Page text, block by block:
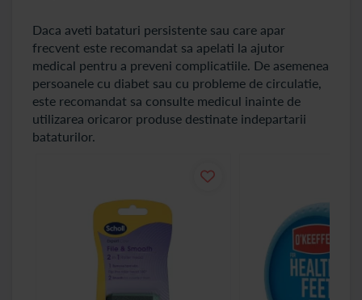
Daca aveti bataturi persistente sau care apar
frecvent este recomandat sa apelati la ajutor
medical pentru a preveni complicatiile. De asemenea
persoanele cu diabet sau cu probleme de circulatie,
este recomandat sa consulte medicul inainte de
utilizarea oricaror produse destinate indepartarii
bataturilor.